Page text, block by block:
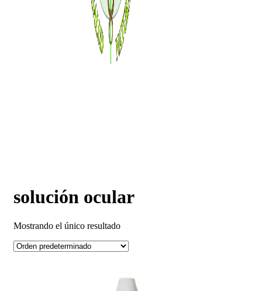
solución ocular
Mostrando el único resultado